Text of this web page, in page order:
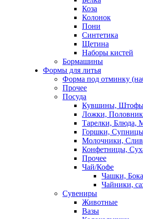
Коза
Колонок
Пони
Синтетика
Щетина
Наборы кистей
Бормашины
Формы для литья
Форма под отминку
Прочее
Посуда
Кувшины,
Ложки,
Тарелки, Блюда,
Горшки,
Молочники,
Конфетницы,
Прочее
Чай/Кофе
Чашки,
Чайники,
Сувениры
Животные
Вазы